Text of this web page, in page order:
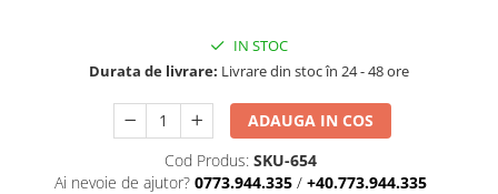
IN STOC
Durata de livrare: Livrare din stoc în 24 - 48 ore
ADAUGA IN COS
Cod Produs: SKU-654
Ai nevoie de ajutor? 0773.944.335 / +40.773.944.335